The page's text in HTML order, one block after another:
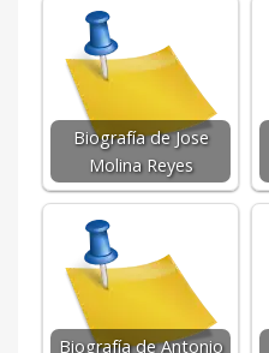
Biografía de Jose
Molina Reyes
Biografía de Antonio